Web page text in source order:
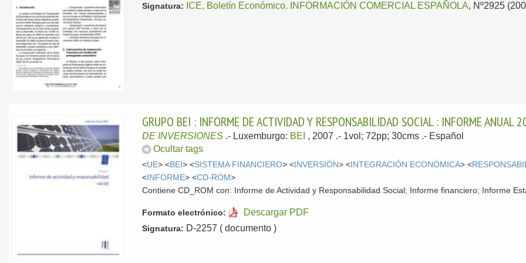
Signatura: ICE, Boletín Económico. INFORMACIÓN COMERCIAL ESPAÑOLA, Nº2925
GRUPO BEI : INFORME DE ACTIVIDAD Y RESPONSABILIDAD SOCIAL : INFORME ANUAL
DE INVERSIONES .- Luxemburgo: BEI , 2007 .- 1vol; 72pp; 30cms .- Español
Ocultar tags
<UE> <BEI> <SISTEMA FINANCIERO> <INVERSIÓN> <INTEGRACIÓN ECONÓMICA> <
<INFORME> <CD-ROM>
Contiene CD_ROM con: Informe de Actividad y Responsabilidad Social; Informe financiero; Informe
Formato electrónico: Descargar PDF
Signatura: D-2257 ( documento )